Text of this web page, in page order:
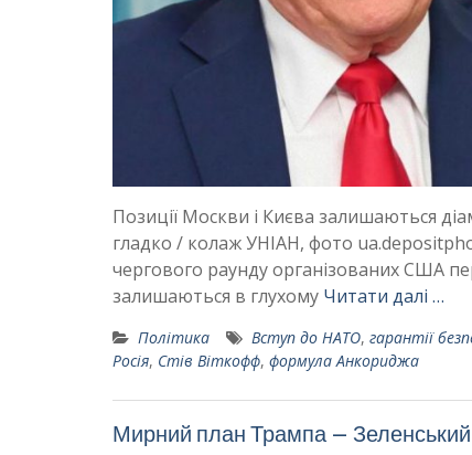
Позиції Москви і Києва залишаються
гладко / колаж УНІАН, фото
чергового раунду організованих США
залишаються в глухому Читати далі …
Політика Вступ до НАТО, гарантії
Росія, Стів Віткофф, формула Анкориджа
Мирний план Трампа –